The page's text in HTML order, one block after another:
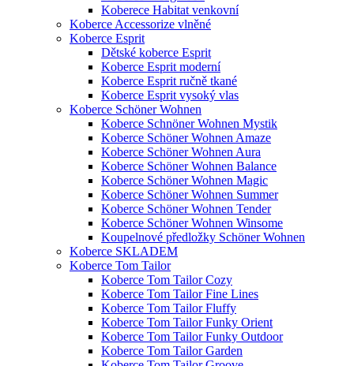
Koberece Habitat venkovní
Koberce Accessorize vlněné
Koberce Esprit
Dětské koberce Esprit
Koberce Esprit moderní
Koberce Esprit ručně tkané
Koberce Esprit vysoký vlas
Koberce Schöner Wohnen
Koberce Schnöner Wohnen Mystik
Koberce Schöner Wohnen Amaze
Koberce Schöner Wohnen Aura
Koberce Schöner Wohnen Balance
Koberce Schöner Wohnen Magic
Koberce Schöner Wohnen Summer
Koberce Schöner Wohnen Tender
Koberce Schöner Wohnen Winsome
Koupelnové předložky Schöner Wohnen
Koberce SKLADEM
Koberce Tom Tailor
Koberce Tom Tailor Cozy
Koberce Tom Tailor Fine Lines
Koberce Tom Tailor Fluffy
Koberce Tom Tailor Funky Orient
Koberce Tom Tailor Funky Outdoor
Koberce Tom Tailor Garden